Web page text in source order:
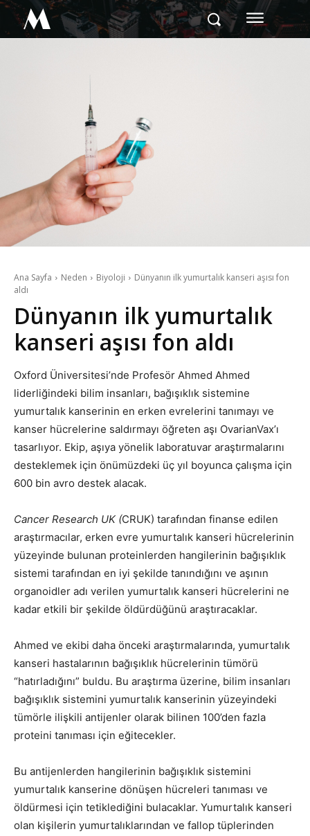
M
Ana Sayfa Neden Biyoloji
Dünyanın ilk yumurtalık kanseri aşısı fon
aldı
Dünyanın ilk yumurtalık
kanseri aşısı fon aldı
Oxford Üniversitesi’nde Profesör Ahmed Ahmed
liderliğindeki bilim insanları, bağışıklık sistemine
yumurtalık kanserinin en erken evrelerini tanımayı ve
kanser hücrelerine saldırmayı öğreten aşı OvarianVax’ı
tasarlıyor. Ekip, aşıya yönelik laboratuvar araştırmalarını
desteklemek için önümüzdeki üç yıl boyunca çalışma için
600 bin avro destek alacak.
Cancer Research UK (CRUK) tarafından finanse edilen
araştırmacılar, erken evre yumurtalık kanseri hücrelerinin
yüzeyinde bulunan proteinlerden hangilerinin bağışıklık
sistemi tarafından en iyi şekilde tanındığını ve aşının
organoidler adı verilen yumurtalık kanseri hücrelerini ne
kadar etkili bir şekilde öldürdüğünü araştıracaklar.
Ahmed ve ekibi daha önceki araştırmalarında, yumurtalık
kanseri hastalarının bağışıklık hücrelerinin tümörü
“hatırladığını” buldu. Bu araştırma üzerine, bilim insanları
bağışıklık sistemini yumurtalık kanserinin yüzeyindeki
tümörle ilişkili antijenler olarak bilinen 100’den fazla
proteini tanıması için eğitecekler.
Bu antijenlerden hangilerinin bağışıklık sistemini
yumurtalık kanserine dönüşen hücreleri tanıması ve
öldürmesi için tetiklediğini bulacaklar. Yumurtalık kanseri
olan kişilerin yumurtalıklarından ve fallop tüplerinden